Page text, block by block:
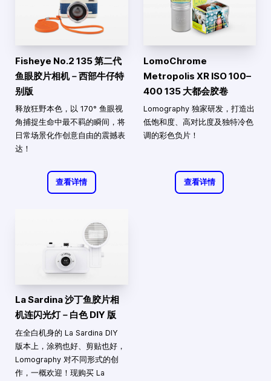
Fisheye No.2 135 第二代
鱼眼胶片相机－西部牛仔特
别版
释放狂野本色，以 170° 鱼眼视
角捕捉生命中最不羁的瞬间，将
日常场景化作创意自由的震撼表
达！
查看详情
LomoChrome
Metropolis XR ISO 100–
400 135 大都会胶卷
Lomography 独家研发，打造出
低饱和度、高对比度及独特冷色
调的彩色负片！
查看详情
La Sardina 沙丁鱼胶片相
机连闪光灯－白色 DIY 版
在全白机身的 La Sardina DIY
版本上，涂鸦也好、剪贴也好，
Lomography 对不同形式的创
作，一概欢迎！现购买 La